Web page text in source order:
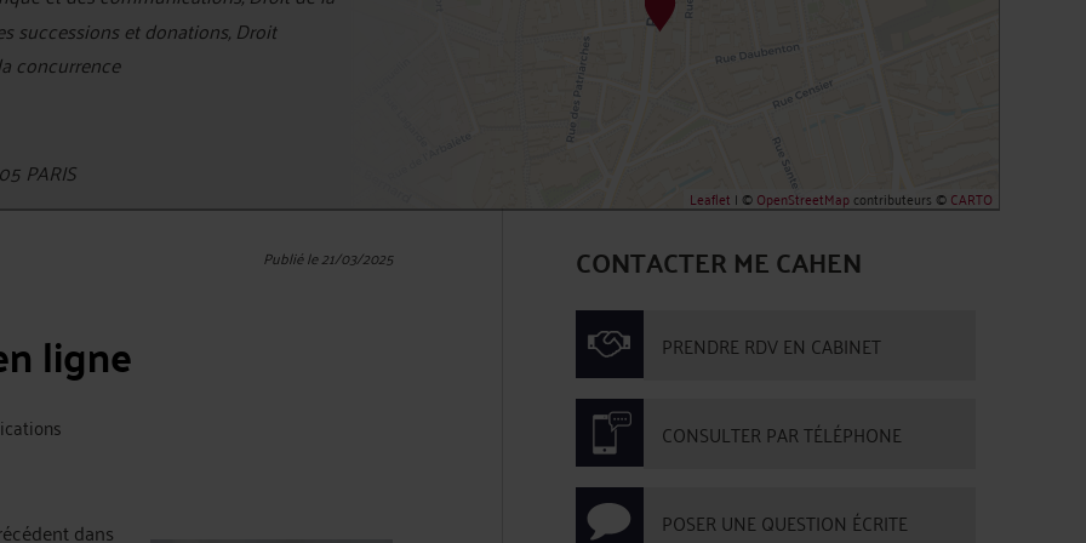
successions et donations, Droit
concurrence
PARIS
Leaflet | ©OpenStreetMapcontributeurs ©CARTO
Publié le 21/03/2025
ligne
dans
CONTACTER ME CAHEN
PRENDRE RDV EN CABINET
CONSULTER PAR TÉLÉPHONE
POSER UNE QUESTION ÉCRITE